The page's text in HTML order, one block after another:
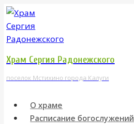
Перейти
к
содержимому
Храм Сергия Радонежского
поселок Мстихино города Калуги
О храме
Расписание богослужений